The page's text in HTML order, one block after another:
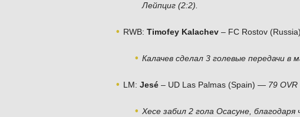
Лейпциг (2:2).
RWB: Timofey Kalachev– FC Rostov
Калачев сделал 3 голевые передачи в
LM: Jesé– UD Las Palmas (Spain) —79 OVR
Хесе забил 2 гола Осасуне,